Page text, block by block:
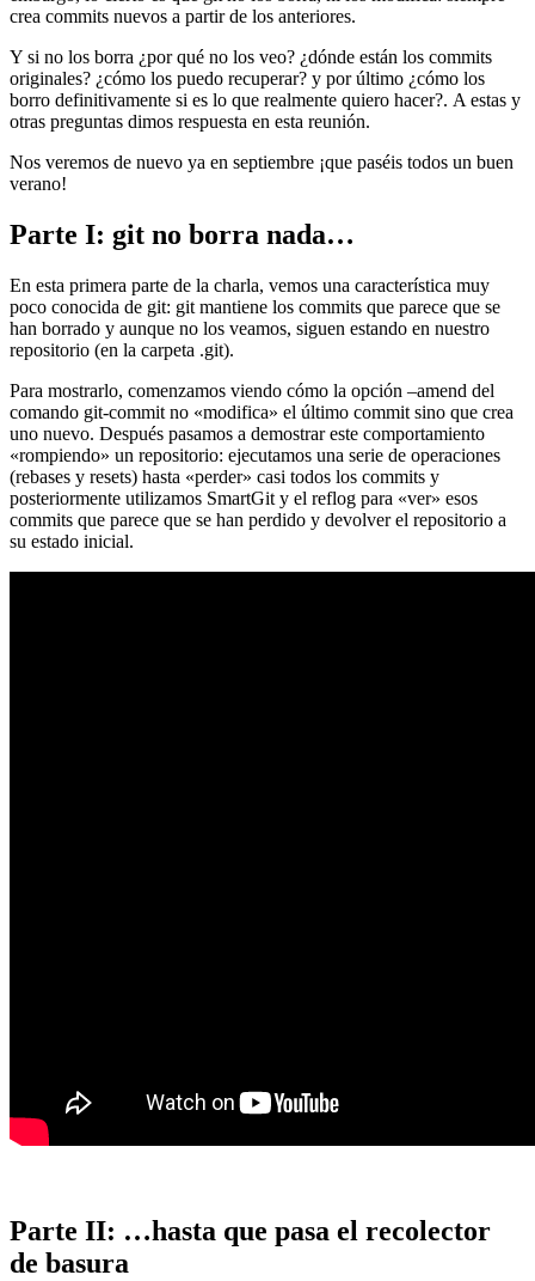
crea commits nuevos a partir de los anteriores.
Y si no los borra ¿por qué no los veo? ¿dónde están los commits
originales? ¿cómo los puedo recuperar? y por último ¿cómo los
borro definitivamente si es lo que realmente quiero hacer?. A estas y
otras preguntas dimos respuesta en esta reunión.
Nos veremos de nuevo ya en septiembre ¡que paséis todos un buen
verano!
Parte I: git no borra nada…
En esta primera parte de la charla, vemos una característica muy
poco conocida de git: git mantiene los commits que parece que se
han borrado y aunque no los veamos, siguen estando en nuestro
repositorio (en la carpeta .git).
Para mostrarlo, comenzamos viendo cómo la opción –amend del
comando git-commit no «modifica» el último commit sino que crea
uno nuevo. Después pasamos a demostrar este comportamiento
«rompiendo» un repositorio: ejecutamos una serie de operaciones
(rebases y resets) hasta «perder» casi todos los commits y
posteriormente utilizamos SmartGit y el reflog para «ver» esos
commits que parece que se han perdido y devolver el repositorio a
su estado inicial.
Parte II: …hasta que pasa el recolector
de basura